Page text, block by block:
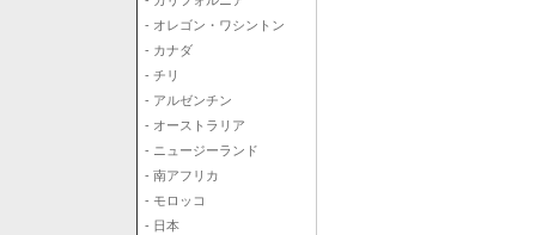
- オレゴン・ワシントン
- カナダ
- チリ
- アルゼンチン
- オーストラリア
- ニュージーランド
- 南アフリカ
- モロッコ
- 日本